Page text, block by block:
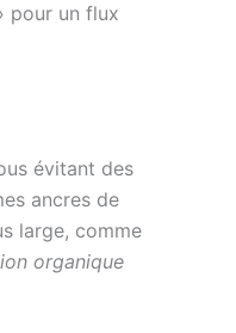
pour un flux
évitant des
ancres de
large, comme
organique